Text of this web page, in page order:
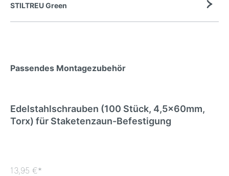
STILTREU Green
Passendes Montagezubehör
Edelstahlschrauben (100 Stück, 4,5x60mm,
Torx) für Staketenzaun-Befestigung
13,95 €*